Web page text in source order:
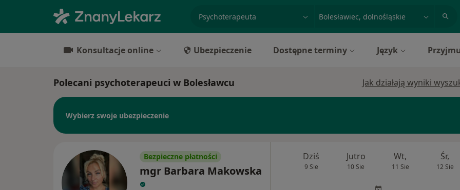
miasto lub dzielnica
Konsultacje online Ubezpieczenie Dostępne terminy Język
Polecani psychoterapeuci w Bolesławcu Jak działają wyniki
Wybierz swoje ubezpieczenie
Bezpieczne płatności
mgr Barbara Makowska
Dziś
9 Sie
Jutro
10 Sie
Wt,
11 Sie
Śr,
12 Sie